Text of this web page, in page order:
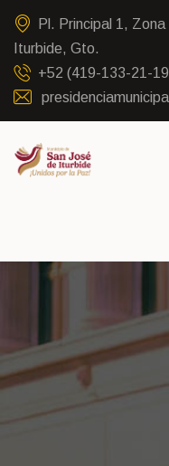
Pl. Principal 1,
Iturbide, Gto.
+52 (419-133-21-